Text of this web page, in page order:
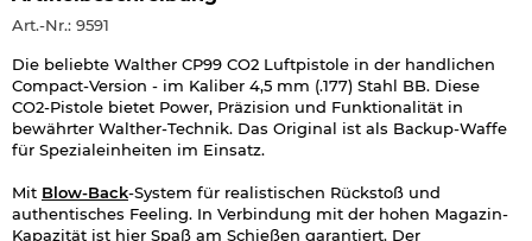
Art.-Nr.: 9591
Die beliebte Walther CP99 CO2 Luftpistole in der handlichen
Compact-Version - im Kaliber 4,5 mm (.177) Stahl BB. Diese
CO2-Pistole bietet Power, Präzision und Funktionalität in
bewährter Walther-Technik. Das Original ist als Backup-Waffe
für Spezialeinheiten im Einsatz.
Mit Blow-Back-System für realistischen Rückstoß und
authentisches Feeling. In Verbindung mit der hohen Magazin-
Kapazität ist hier Spaß am Schießen garantiert. Der